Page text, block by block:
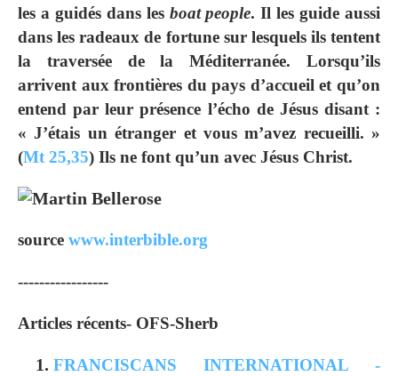
les a guidés dans les boat people. Il les guide aussi
dans les radeaux de fortune sur lesquels ils tentent
la traversée de la Méditerranée. Lorsqu’ils
arrivent aux frontières du pays d’accueil et qu’on
entend par leur présence l’écho de Jésus disant :
« J’étais un étranger et vous m’avez recueilli. »
(Mt 25,35) Ils ne font qu’un avec Jésus Christ.
source www.interbible.org
-----------------
Articles récents- OFS-Sherb
FRANCISCANS INTERNATIONAL -